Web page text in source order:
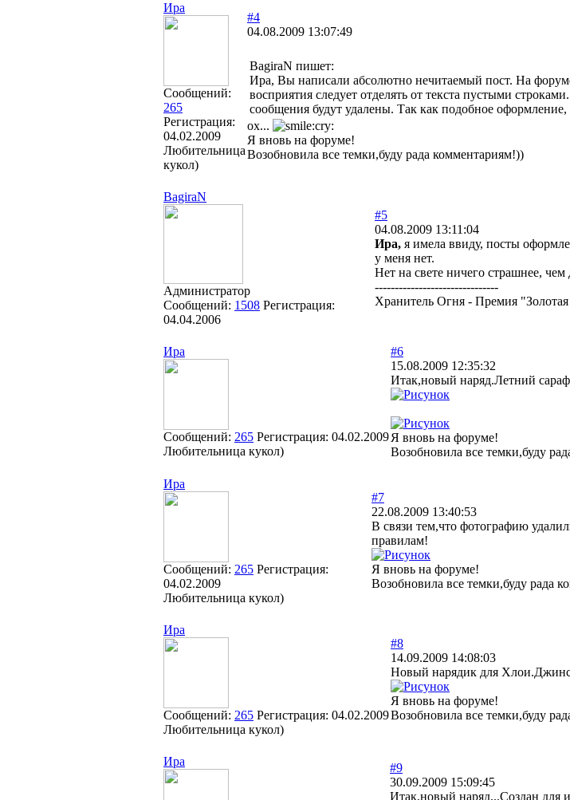
Ира
Сообщений:
265
Регистрация:
04.02.2009
Любительница
кукол)
#4
04.08.2009 13:07:49
BagiraN пишет:
Ира, Вы написали абсолютно нечитаемый пост. На
восприятия следует отделять от текста пустыми
сообщения будут удалены. Так как подобное
ох...
Я вновь на форуме!
Возобновила все темки,буду рада комментариям!))
BagiraN
Администратор
Сообщений: 1508 Регистрация:
04.04.2006
#5
04.08.2009 13:11:04
Ира, я имела ввиду, посты
у меня нет.
Нет на свете ничего страшнее,
-------------------------------
Хранитель Огня - Премия
Ира
Сообщений: 265 Регистрация: 04.02.2009
Любительница кукол)
#6
15.08.2009 12:35:32
Итак,новый наряд.Летний
Я вновь на форуме!
Возобновила все темки,буду
Ира
Сообщений: 265 Регистрация:
04.02.2009
Любительница кукол)
#7
22.08.2009 13:40:53
В связи тем,что фотографию
правилам!
Я вновь на форуме!
Возобновила все темки,буду рада
Ира
Сообщений: 265 Регистрация: 04.02.2009
Любительница кукол)
#8
14.09.2009 14:08:03
Новый нарядик для
Я вновь на форуме!
Возобновила все темки,буду
Ира
#9
30.09.2009 15:09:45
Итак,новый наряд...Создан для